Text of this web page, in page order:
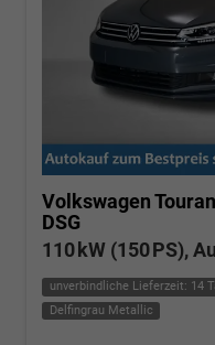
Volkswagen Touran
DSG
110 kW (150 PS),
unverbindliche Lieferzeit: 14
Delfingrau Metallic